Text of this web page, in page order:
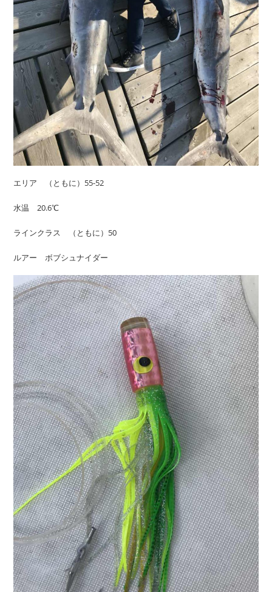
エリア （ともに）55-52
水温 20.6℃
ラインクラス （ともに）50
ルアー ボブシュナイダー